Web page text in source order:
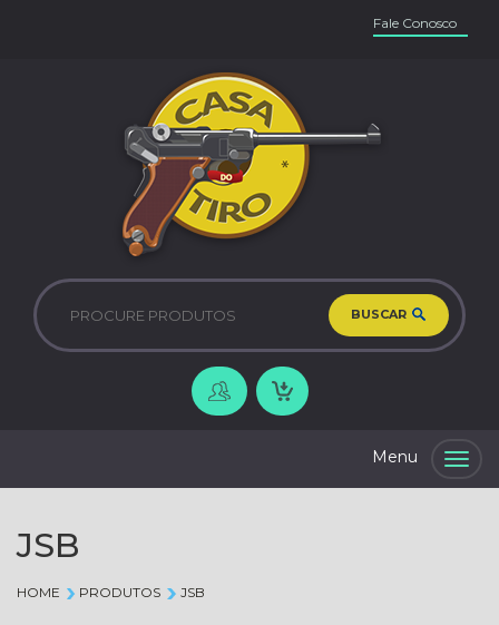
Fale Conosco
BUSCAR
JSB
HOME PRODUTOS JSB